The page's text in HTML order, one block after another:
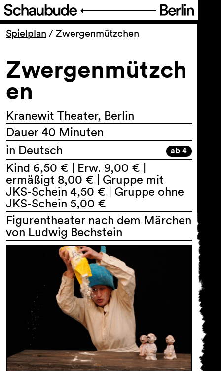
Programm
Ticket
Barrierefreiheit
Über uns
Spielplan / Zwergenmützchen
Zwergenmützch
en
Kranewit Theater, Berlin
Dauer 40 Minuten
in Deutsch
ab 4
Kind 6,50 € | Erw. 9,00 € |
ermäßigt 8,00 € | Gruppe mit
JKS-Schein 4,50 € | Gruppe ohne
JKS-Schein 5,00 €
Figurentheater nach dem Märchen
von Ludwig Bechstein